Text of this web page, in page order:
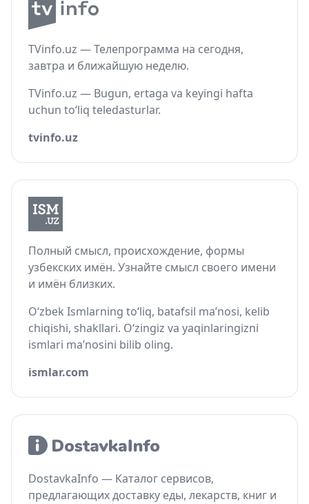
TVinfo.uz — Телепрограмма на сегодня,
завтра и ближайшую неделю.
TVinfo.uz — Bugun, ertaga va keyingi hafta
uchun to‘liq teledasturlar.
tvinfo.uz
Полный смысл, происхождение, формы
узбекских имён. Узнайте смысл своего имени
и имён близких.
O‘zbek Ismlarning to‘liq, batafsil ma’nosi, kelib
chiqishi, shakllari. O‘zingiz va yaqinlaringizni
ismlari ma’nosini bilib oling.
ismlar.com
DostavkaInfo — Каталог сервисов,
предлагающих доставку еды, лекарств, книг и